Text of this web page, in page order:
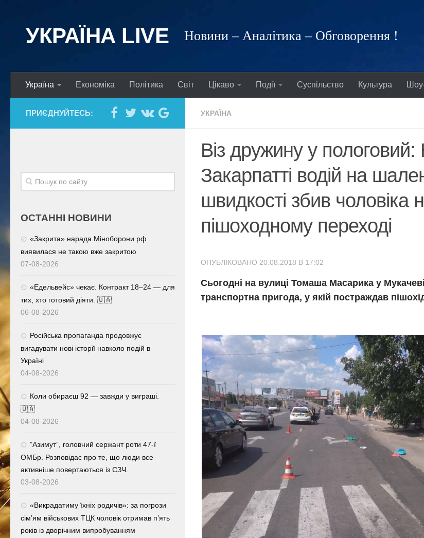
УКРАЇНА LIVE Новини – Аналітика – Обговорення !
Україна Економіка Політика Світ Цікаво Події Суспільство Культура
УКРАЇНА
Віз дружину у пологовий:
Закарпатті водій на
швидкості збив чоловіка
пішоходному переході
ОПУБЛІКОВАНО 20.08.2018 В 17:02
Сьогодні на вулиці Томаша Масарика у
транспортна пригода, у якій постраждав
ПРИЄДНУЙТЕСЬ:
ОСТАННІ НОВИНИ
«Закрита» нарада Міноборони рф
виявилася не такою вже закритою
07-08-2026
«Едельвейс» чекає. Контракт 18–24 — для
тих, хто готовий діяти. 🇺🇦
06-08-2026
Російська пропаганда продовжує
вигадувати нові історії навколо подій в
Україні
04-08-2026
Коли обираєш 92 — завжди у виграші.
🇺🇦
04-08-2026
⁨”Азимут”, головний сержант роти 47-ї
ОМБр. Розповідає про те, що люди все
активніше повертаються із СЗЧ.
03-08-2026
«Викрадатиму їхніх родичів»: за погрози
сім’ям військових ТЦК чоловік отримав п’ять
років із дворічним випробуванням